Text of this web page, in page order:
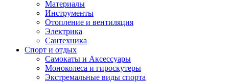
Материалы
Инструменты
Отопление и вентиляция
Электрика
Сантехника
Спорт и отдых
Самокаты и Аксессуары
Моноколеса и гироскутеры
Экстремальные виды спорта